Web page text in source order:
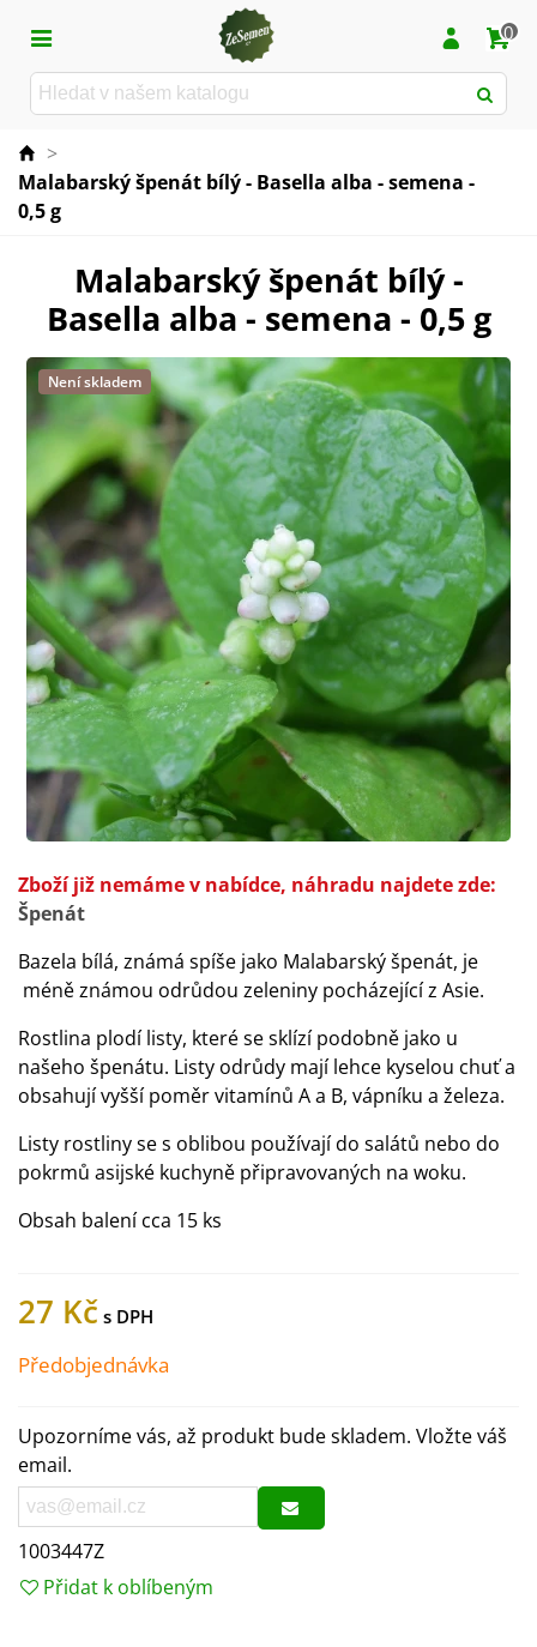
0
>
Malabarský špenát bílý - Basella alba - semena -
0,5 g
Malabarský špenát bílý -
Basella alba - semena - 0,5 g
Není skladem
Zboží již nemáme v nabídce, náhradu najdete zde:
Špenát
Bazela bílá, známá spíše jako Malabarský špenát, je
méně známou odrůdou zeleniny pocházející z Asie.
Rostlina plodí listy, které se sklízí podobně jako u
našeho špenátu. Listy odrůdy mají lehce kyselou chuť a
obsahují vyšší poměr vitamínů A a B, vápníku a železa.
Listy rostliny se s oblibou používají do salátů nebo do
pokrmů asijské kuchyně připravovaných na woku.
Obsah balení cca 15 ks
27 Kč
Předobjednávka
Upozorníme vás, až produkt bude skladem. Vložte váš
email.
1003447Z
Přidat k oblíbeným